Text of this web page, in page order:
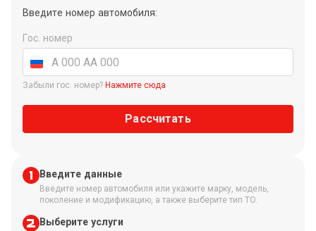
Введите номер автомобиля:
Гос. номер
Забыли гос. номер? Нажмите сюда
Рассчитать
Введите данные
Введите номер автомобиля или укажите марку, модель,
поколение и модификацию, а также выберите тип ТО.
Выберите услуги